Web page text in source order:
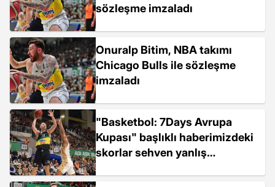
sözleşme imzaladı
Onuralp Bitim, NBA takımı
Chicago Bulls ile sözleşme
imzaladı
"Basketbol: 7Days Avrupa
Kupası" başlıklı haberimizdeki
skorlar sehven yanlış